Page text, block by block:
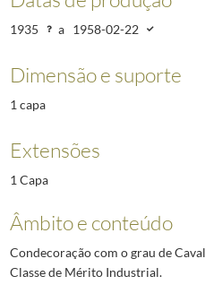
1935 a 1958-02-22
Dimensão e suporte
1 capa
Extensões
1 Capa
Âmbito e conteúdo
Condecoração com o grau de
Classe de Mérito Industrial.